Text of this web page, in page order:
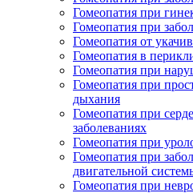
Гомеопатия при
Гомеопатия при
Гомеопатия от
Гомеопатия в
Гомеопатия при
Гомеопатия при
дыхания
Гомеопатия при
заболеваниях
Гомеопатия при
Гомеопатия при
двигательной
Гомеопатия при